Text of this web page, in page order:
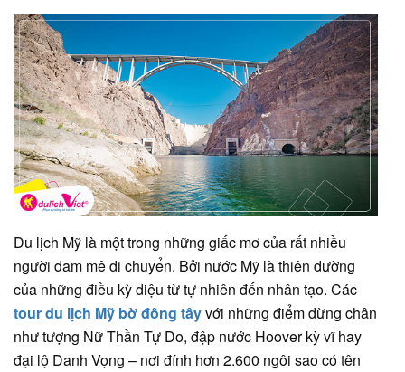
Du lịch Mỹ là một trong những giấc mơ của rất nhiều
người đam mê di chuyển. Bởi nước Mỹ là thiên đường
của những điều kỳ diệu từ tự nhiên đến nhân tạo. Các
tour du lịch Mỹ bờ đông tâyvới những điểm dừng chân
như tượng Nữ Thần Tự Do, đập nước Hoover kỳ vĩ hay
đại lộ Danh Vọng – nơi đính hơn 2.600 ngôi sao có tên